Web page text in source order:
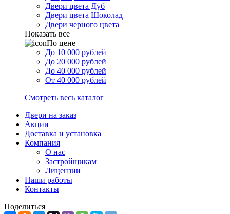
Двери цвета Дуб
Двери цвета Шоколад
Двери черного цвета
Показать все
По цене
До 10 000 рублей
До 20 000 рублей
До 40 000 рублей
От 40 000 рублей
Смотреть весь каталог
Двери на заказ
Акции
Доставка и установка
Компания
О нас
Застройщикам
Лицензии
Наши работы
Контакты
Поделиться